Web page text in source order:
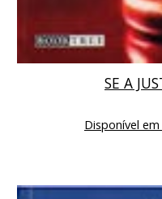
SE A
Disponível